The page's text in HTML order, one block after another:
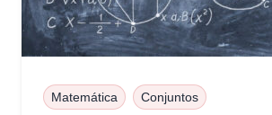
Matemática Conjuntos